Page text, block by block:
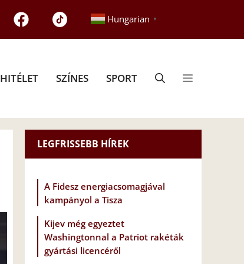
Hungarian ▼
HITÉLET SZÍNES SPORT
LEGFRISSEBB HÍREK
A Fidesz energiacsomagjával
kampányol a Tisza
Kijev még egyeztet
Washingtonnal a Patriot rakéták
gyártási licencéről